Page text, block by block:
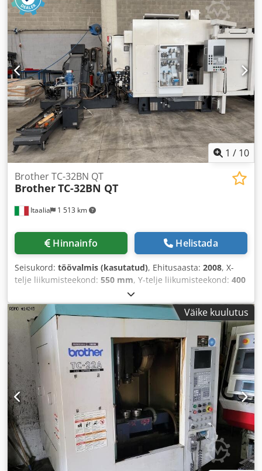
p/min, See Brother TC 32B vertikaalne töötluskeskus
ehitati Jaapanis 2007. aastal. Brotheri juhtplokiga
varustatud masin sisaldab 3 + 1 telge ja pöördlauda. Selle
BT30 spindel võib töötada kiirusega kuni 12000 p/min.
Täiendav varustus • kiibikonveier • kauge flaier • Kitagawa
pöörlev plaat Masina eelised Masina tehnilised eelised • 3
+ 1 telg • Tööriistahoidjad: juhuslikud 26 positsiooni •
Edasikerimine: 70-70-70 m/min • Kaubaalused: 2/600 x 425
Dimensions Credoyi Ehkepfx Alwjf Machine Depth 3700
mm
1 / 10
Itaalia 1 513 km
Brother TC-32BN QT
BrotherTC-32BN QT
Hinnainfo Helistada
Seisukord: töövalmis (kasutatud), Ehitusaasta: 2008, X-
telje liikumisteekond: 550 mm, Y-telje liikumisteekond: 400
, Z-telje liikumisteekond:415 mm
pöörlemiskiirus (maks.):20 000 p/min, telgede arv:4, See
4-teljeline Brother TC-32BN QT on toodetud 2008. aastal ja
sellel on Brother B00 juhtimissüsteem, X-telje liikumine
550 mm, Y-telje liikumine 400 mm ja Z-telje liikumine 415
mm. See võib uhkeldada kiirteekonna 70 m/min, spindli
kiiruse kuni 20 000 pööret minutis ja 40 positsiooniga
tööriistakohaga. Kaaluge võimalust osta see Brother TC-
32BN QT vertikaalne töötlemiskeskus. Võtke meiega
ühendust, kui soovite selle masina kohta lisateavet. Csdpfx
Ajx D Rdrelwerf • Laua ja spindli nina vaheline kaugus: 645
mm • Laua suurus: 425 × 600 mm • Tööriistamahuti
mahutavus: 40 positsiooni • Spindli ümberlülitus
Lisavarustus • 2 × Lehmanni 4. telje lauad koos
sabatugedega • Laastukonveier
Väike kuulutus